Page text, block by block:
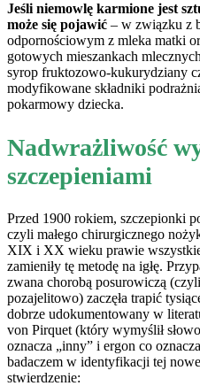
Jeśli niemowlę karmione jest
może się pojawić – w związku z
odpornościowym z mleka matki
gotowych mieszankach
syrop fruktozowo-kukurydziany
modyfikowane składniki
pokarmowy dziecka.
Nadwrażliwość
szczepieniami
Przed 1900 rokiem, szczepionki
czyli małego chirurgicznego
XIX i XX wieku prawie
zamieniły tę metodę na igłę.
zwana chorobą posurowiczą
pozajelitowo) zaczęła trapić
dobrze udokumentowany w
von Pirquet (który wymyślił
oznacza „inny” i ergon co
badaczem w identyfikacji tej
stwierdzenie: